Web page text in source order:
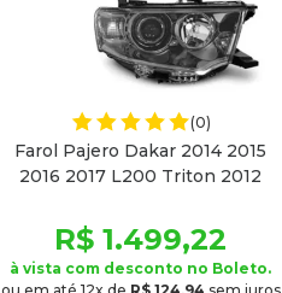
(0)
Farol Pajero Dakar 2014 2015
2016 2017 L200 Triton 2012
R$ 1.499,22
à vista com desconto no Boleto.